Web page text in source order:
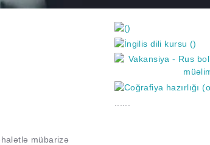
mübarizə
https://wa.me/994552244433